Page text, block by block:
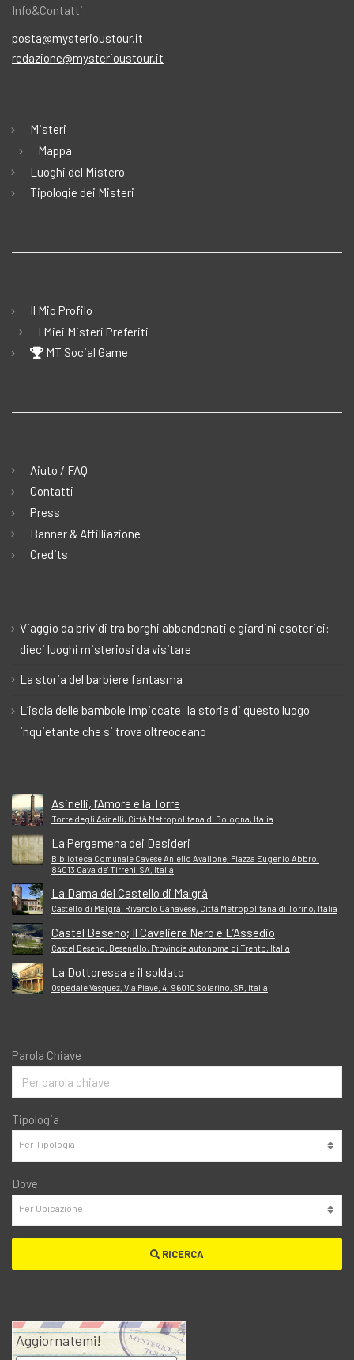
Info&Contatti:
posta@mysterioustour.it
redazione@mysterioustour.it
Misteri
Mappa
Luoghi del Mistero
Tipologie dei Misteri
Il Mio Profilo
I Miei Misteri Preferiti
MT Social Game
Aiuto / FAQ
Contatti
Press
Banner & Affilliazione
Credits
Viaggio da brividi tra borghi abbandonati e giardini esoterici:
dieci luoghi misteriosi da visitare
La storia del barbiere fantasma
L’isola delle bambole impiccate: la storia di questo luogo
inquietante che si trova oltreoceano
Asinelli, l’Amore e la Torre
Torre degli Asinelli, Città Metropolitana di Bologna, Italia
La Pergamena dei Desideri
Biblioteca Comunale Cavese Aniello Avallone, Piazza Eugenio Abbro,
84013 Cava de' Tirreni, SA, Italia
La Dama del Castello di Malgrà
Castello di Malgrà, Rivarolo Canavese, Città Metropolitana di Torino, Italia
Castel Beseno; Il Cavaliere Nero e L’Assedio
Castel Beseno, Besenello, Provincia autonoma di Trento, Italia
La Dottoressa e il soldato
Ospedale Vasquez, Via Piave, 4, 96010 Solarino, SR, Italia
Parola Chiave
Tipologia
Dove
RICERCA
Aggiornatemi!